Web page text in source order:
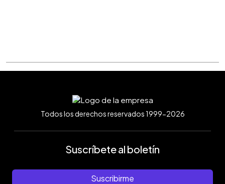
Todos los derechos reservados 1999-2026
Suscríbete al boletín
Suscribirme